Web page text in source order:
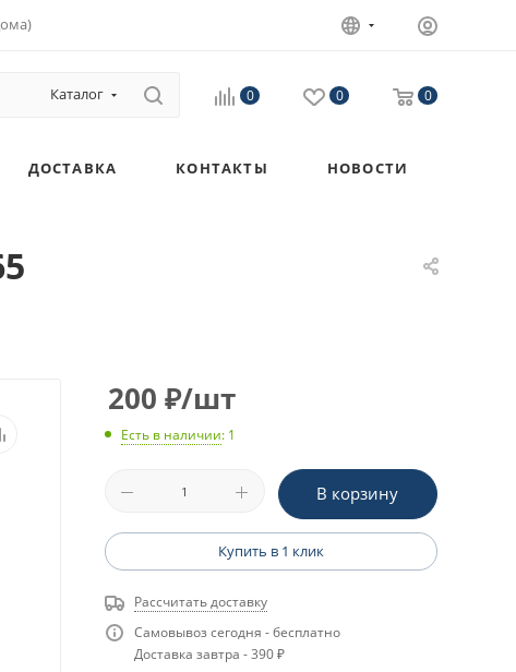
Каталог 0 0 0
ДОСТАВКА КОНТАКТЫ НОВОСТИ
200 ₽/шт
Есть в наличии: 1
В корзину
Купить в 1 клик
Рассчитать доставку
Самовывоз сегодня - бесплатно
Доставка завтра - 390 ₽